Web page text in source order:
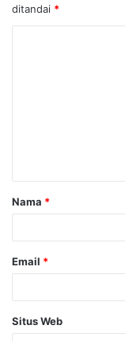
ditandai *
a
r
Nama *
Email *
Situs Web